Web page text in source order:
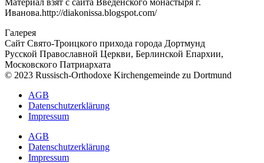
Материал взят с сайта Введенского монастыря г.
Иванова.http://diakonissa.blogspot.com/
Галерея
Сайт Свято-Троицкого прихода города Дортмунд
Русской Православной Церкви, Берлинской Епархии,
Московского Патриархата
© 2023 Russisch-Orthodoxe Kirchengemeinde zu Dortmund
АGB
Datenschutzerklärung
Impressum
АGB
Datenschutzerklärung
Impressum